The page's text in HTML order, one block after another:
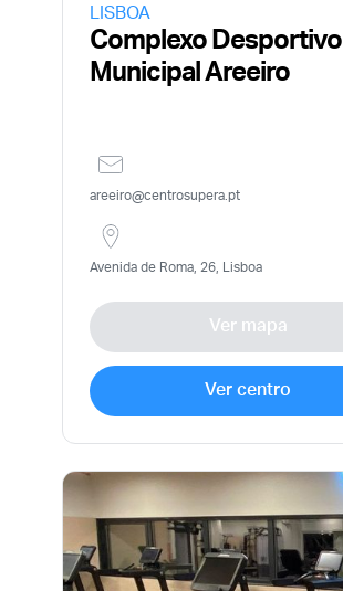
LISBOA
Complexo Desportivo
Municipal Areeiro
areeiro@centrosupera.pt
Avenida de Roma, 26, Lisboa
Ver mapa
Ver centro